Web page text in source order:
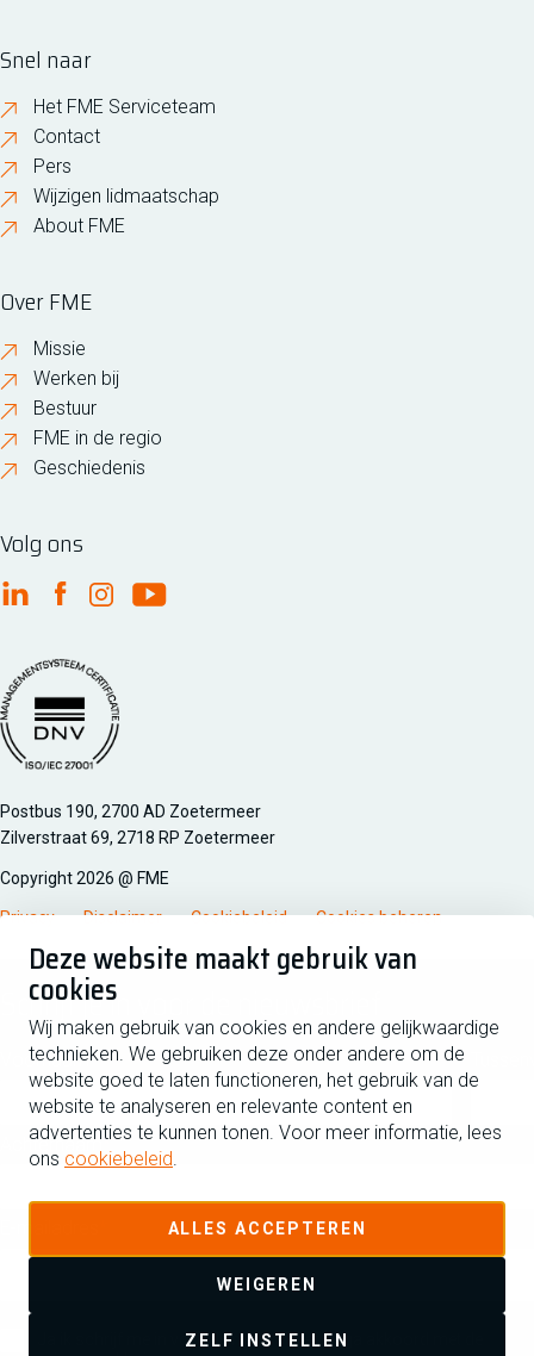
Deze website maakt gebruik van
cookies
Wij maken gebruik van cookies en andere gelijkwaardige
technieken. We gebruiken deze onder andere om de
website goed te laten functioneren, het gebruik van de
website te analyseren en relevante content en
advertenties te kunnen tonen. Voor meer informatie, lees
ons cookiebeleid.
ALLES ACCEPTEREN
WEIGEREN
ZELF INSTELLEN
Snel naar
Het FME Serviceteam
Contact
Pers
Wijzigen lidmaatschap
About FME
Over FME
Missie
Werken bij
Bestuur
FME in de regio
Geschiedenis
Volg ons
FME Linkedin
FME Facebook
FME Instagram
FME Youtube
Managementsyteem certificatie DNV iso/iec 27001
Postbus 190, 2700 AD Zoetermeer
Zilverstraat 69, 2718 RP Zoetermeer
Copyright 2026 @ FME
Privacy Disclaimer Cookiebeleid Cookies beheren
Schrijf je in voor de nieuwsbrief
Voornaam
Achternaam
Ja ik schrijf me in voor de nieuwsbrief en ga akkoord met de